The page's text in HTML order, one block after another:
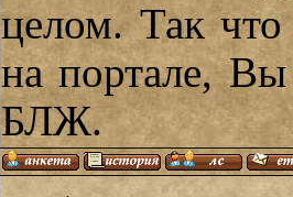
целом. Так
на портале,
БЛЖ.